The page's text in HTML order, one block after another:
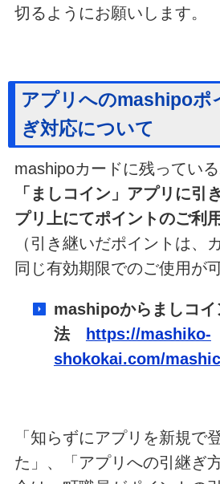
切るようにお願いします。
アプリへのmashipoポ
ぎ対応について
mashipoカードに残っている
「ましコイン」アプリに引
プリ上にてポイントのご利
（引き継いだポイントは、
同じ有効期限でのご使用が
mashipoからましコイ
法
https://mashiko-
shokokai.com/
「知らずにアプリを新規で
た」、「アプリへの引継ぎ